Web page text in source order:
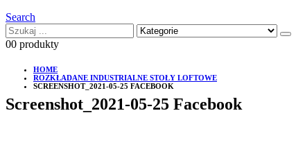
Search
00 produkty
HOME
ROZKŁADANE INDUSTRIALNE STOŁY LOFTOWE
SCREENSHOT_2021-05-25 FACEBOOK
Screenshot_2021-05-25 Facebook